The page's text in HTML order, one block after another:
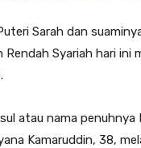
Sarah dan
Syariah hari ini
atau nama
Kamaruddin, 38,